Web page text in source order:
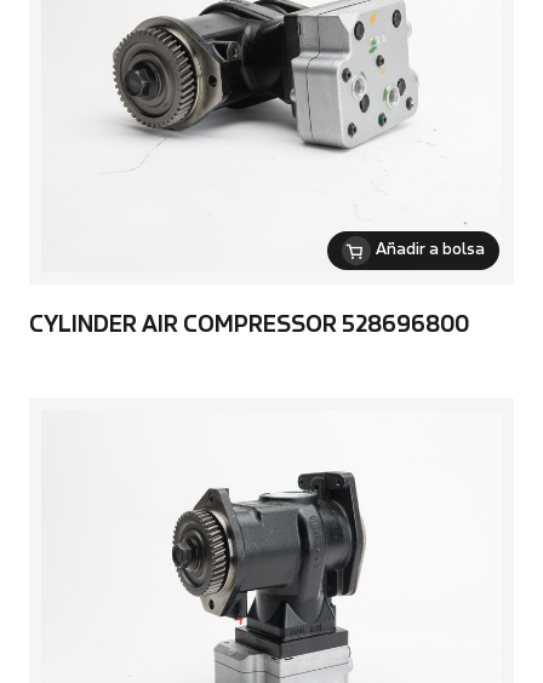
Añadir a bolsa
CYLINDER AIR COMPRESSOR 528696800